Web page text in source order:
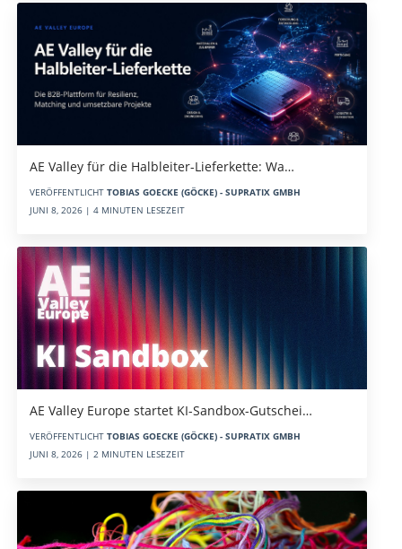
AE Valley für die Halbleiter-Lieferkette: Wa…
VERÖFFENTLICHT TOBIAS GOECKE (GÖCKE) - SUPRATIX GMBH
JUNI 8, 2026 | 4 MINUTEN LESEZEIT
AE Valley Europe startet KI-Sandbox-Gutschei…
VERÖFFENTLICHT TOBIAS GOECKE (GÖCKE) - SUPRATIX GMBH
JUNI 8, 2026 | 2 MINUTEN LESEZEIT